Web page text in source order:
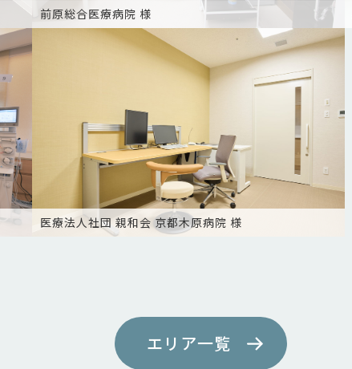
前原総合医療病院 様
医療法人社団 親和会 京都木原病院 様
エリア一覧